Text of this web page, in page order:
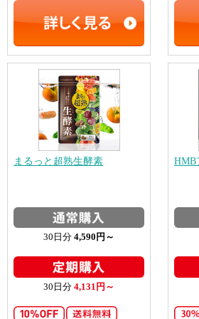
まるっと超熟生酵素
30日分4,590円～
30日分4,131円～
HMB